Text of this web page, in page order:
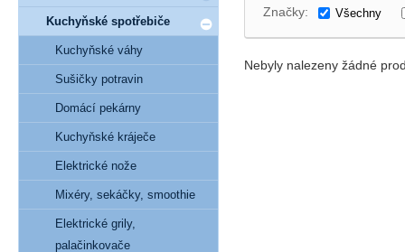
Značky: Všechny
Nebyly nalezeny žádné
Kuchyňské spotřebiče
Kuchyňské váhy
Sušičky potravin
Domácí pekárny
Kuchyňské kráječe
Elektrické nože
Mixéry, sekáčky, smoothie
Elektrické grily,
palačinkovače